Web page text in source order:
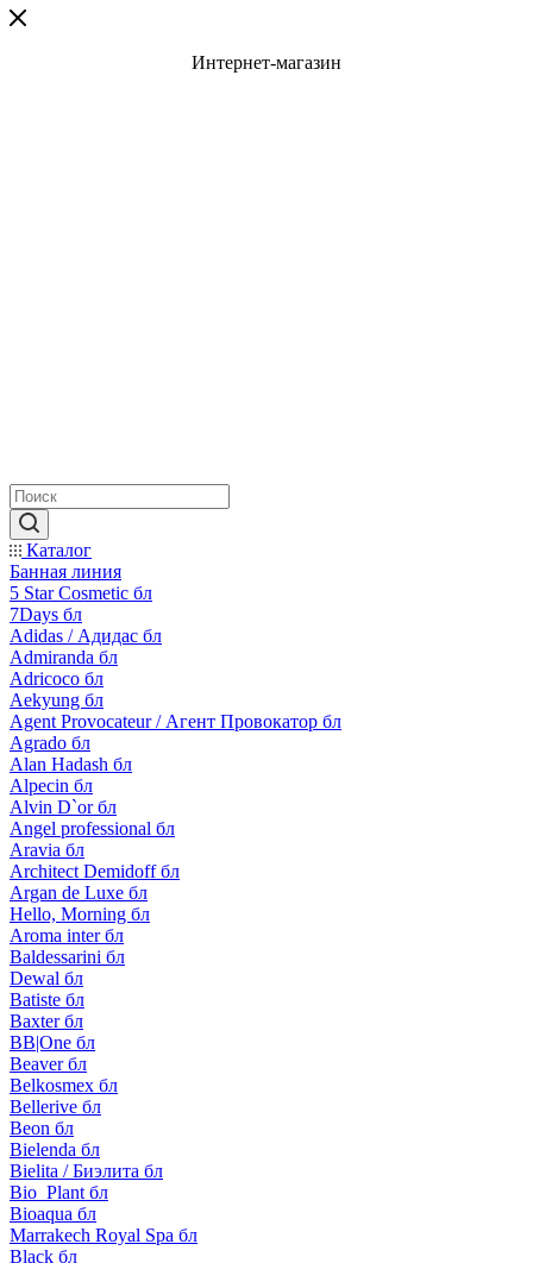
Интернет-магазин
Каталог
Банная линия
5 Star Cosmetic бл
7Days бл
Adidas / Адидас бл
Admiranda бл
Adricoco бл
Aekyung бл
Agent Provocateur / Агент Провокатор бл
Agrado бл
Alan Hadash бл
Alpecin бл
Alvin D`or бл
Angel professional бл
Aravia бл
Architect Demidoff бл
Argan de Luxe бл
Hello, Morning бл
Aroma inter бл
Baldessarini бл
Dewal бл
Batiste бл
Baxter бл
BB|One бл
Beaver бл
Belkosmex бл
Bellerive бл
Beon бл
Bielenda бл
Bielita / Биэлита бл
Bio_Plant бл
Bioaqua бл
Marrakech Royal Spa бл
Black бл